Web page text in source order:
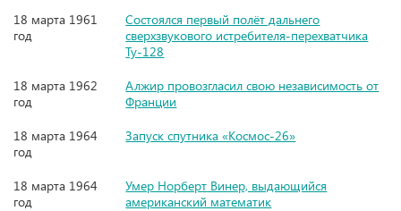
18 марта 1961
год
Состоялся первый полёт дальнего
сверхзвукового истребителя-перехватчика
Ту-128
18 марта 1962
год
Алжир провозгласил свою независимость от
Франции
18 марта 1964
год
Запуск спутника «Космос-26»
18 марта 1964
год
Умер Норберт Винер, выдающийся
американский математик